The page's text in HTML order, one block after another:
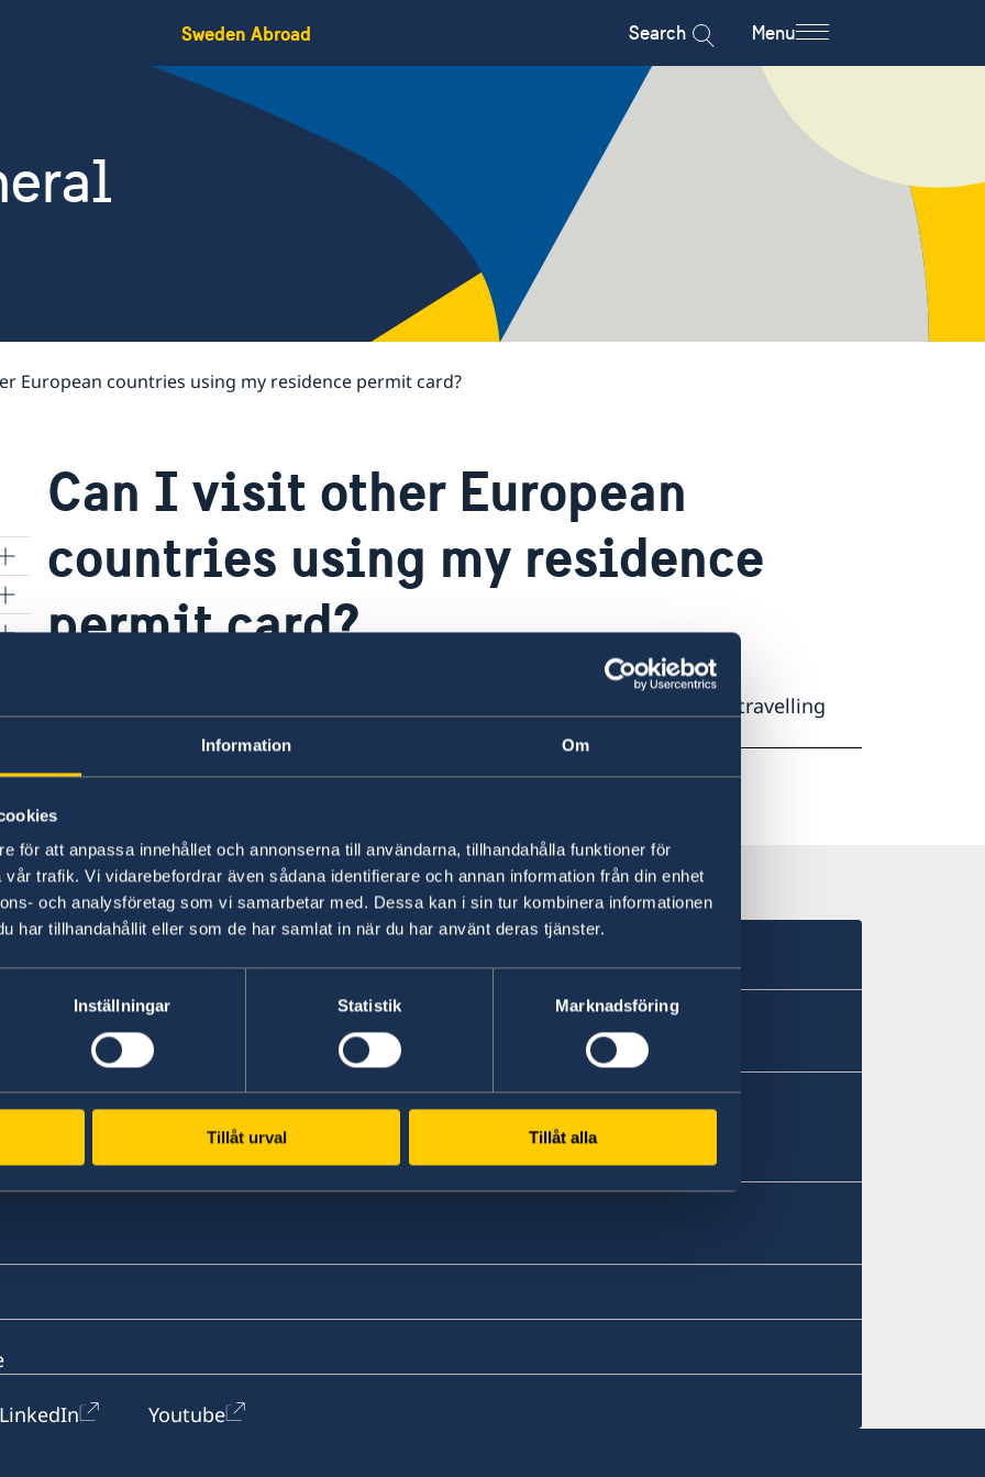
Information Om
för att anpassa innehållet och annonserna till användarna, tillhandahålla funktioner för
trafik. Vi vidarebefordrar även sådana identifierare och annan information från din enhet
och analysföretag som vi samarbetar med. Dessa kan i sin tur kombinera informationen
har tillhandahållit eller som de har samlat in när du har använt deras tjänster.
Inställningar Statistik Marknadsföring
Tillåt urval Tillåt alla
Sweden Abroad Search Menu
European countries using my residence permit card?
Can I visit other European
countries using my residence
permit card?
, but only for travelling
purposes and not for the purpose of settling down.
Centre,
Centre,
Kong
LinkedIn Youtube